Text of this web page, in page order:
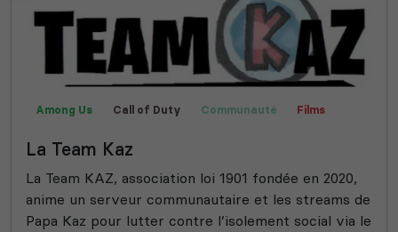
Among Us Call of Duty Communauté
Films
Valorant
La Team Kaz
La Team KAZ, association loi 1901 fondée en 2020,
anime un serveur communautaire et les streams de
Papa Kaz pour lutter contre l’isolement social via le